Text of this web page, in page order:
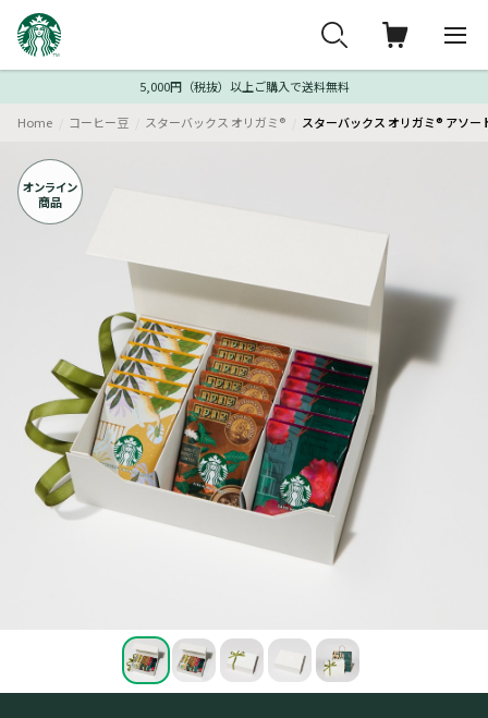
5,000円（税抜）以上ご購入で送料無料
Home コーヒー豆 スターバックス オリガミ® スターバックス オリガミ® アソ
オンライン
商品